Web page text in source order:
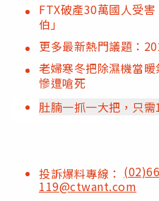
FTX破產30萬國人受
伯」
更多最新熱門議題：
老婦寒冬把除濕機當
慘遭嗆死
肚腩一抓一大把，只
投訴爆料專線：
119@ctwant.com